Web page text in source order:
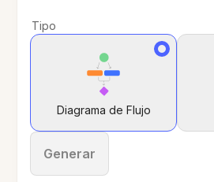
Tipo
Diagrama de Flujo
Generar